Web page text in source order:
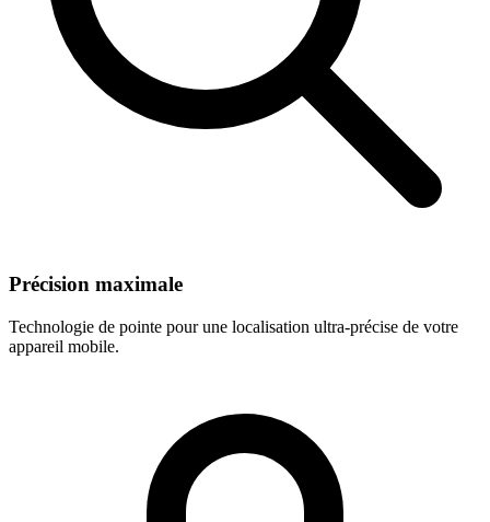
Précision maximale
Technologie de pointe pour une localisation ultra-précise de votre
appareil mobile.